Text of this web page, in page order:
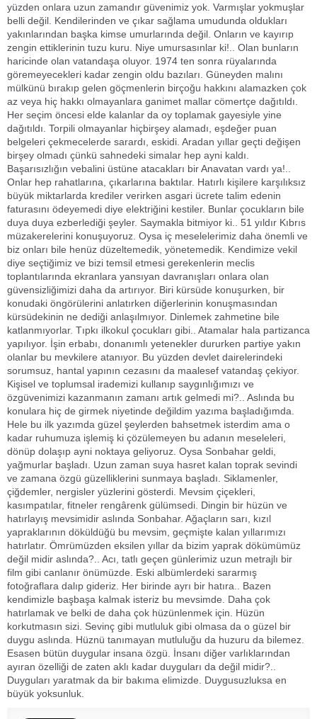
yüzden onlara uzun zamandır güvenimiz yok. Varmışlar yokmuşlar
belli değil. Kendilerinden ve çıkar sağlama umudunda oldukları
yakınlarından başka kimse umurlarında değil. Onların ve kayırıp
zengin ettiklerinin tuzu kuru. Niye umursasınlar ki!.. Olan bunların
haricinde olan vatandaşa oluyor. 1974 ten sonra rüyalarında
göremeyecekleri kadar zengin oldu bazıları. Güneyden malını
mülkünü bırakıp gelen göçmenlerin birçoğu hakkını alamazken çok
az veya hiç hakkı olmayanlara ganimet mallar cömertçe dağıtıldı.
Her seçim öncesi elde kalanlar da oy toplamak gayesiyle yine
dağıtıldı. Torpili olmayanlar hiçbirşey alamadı, eşdeğer puan
belgeleri çekmecelerde sarardı, eskidi. Aradan yıllar geçti değişen
birşey olmadı çünkü sahnedeki simalar hep ayni kaldı.
Başarısızlığın vebalini üstüne atacakları bir Anavatan vardı ya!..
Onlar hep rahatlarına, çıkarlarına baktılar. Hatırlı kişilere karşılıksız
büyük miktarlarda krediler verirken asgari ücrete talim edenin
faturasını ödeyemedi diye elektriğini kestiler. Bunlar çocukların bile
duya duya ezberlediği şeyler. Saymakla bitmiyor ki.. 51 yıldır Kıbrıs
müzakerelerini konuşuyoruz. Oysa iç meselelerimiz daha önemli ve
biz onları bile henüz düzeltemedik, yönetemedik. Kendimize vekil
diye seçtiğimiz ve bizi temsil etmesi gerekenlerin meclis
toplantılarında ekranlara yansıyan davranışları onlara olan
güvensizliğimizi daha da artırıyor. Biri kürsüde konuşurken, bir
konudaki öngörülerini anlatırken diğerlerinin konuşmasından
kürsüdekinin ne dediği anlaşılmıyor. Dinlemek zahmetine bile
katlanmıyorlar. Tıpkı ilkokul çocukları gibi.. Atamalar hala partizanca
yapılıyor. İşin erbabı, donanımlı yetenekler dururken partiye yakın
olanlar bu mevkilere atanıyor. Bu yüzden devlet dairelerindeki
sorumsuz, hantal yapının cezasını da maalesef vatandaş çekiyor.
Kişisel ve toplumsal irademizi kullanıp saygınlığımızı ve
özgüvenimizi kazanmanın zamanı artık gelmedi mi?.. Aslında bu
konulara hiç de girmek niyetinde değildim yazıma başladığımda.
Hele bu ilk yazımda güzel şeylerden bahsetmek isterdim ama o
kadar ruhumuza işlemiş ki çözülemeyen bu adanın meseleleri,
dönüp dolaşıp ayni noktaya geliyoruz. Oysa Sonbahar geldi,
yağmurlar başladı. Uzun zaman suya hasret kalan toprak sevindi
ve zamana özgü güzelliklerini sunmaya başladı. Siklamenler,
çiğdemler, nergisler yüzlerini gösterdi. Mevsim çiçekleri,
kasımpatılar, fitneler rengârenk gülümsedi. Dingin bir hüzün ve
hatırlayış mevsimidir aslında Sonbahar. Ağaçların sarı, kızıl
yapraklarının döküldüğü bu mevsim, geçmişte kalan yıllarımızı
hatırlatır. Ömrümüzden eksilen yıllar da bizim yaprak dökümümüz
değil midir aslında?.. Acı, tatlı geçen günlerimiz uzun metrajlı bir
film gibi canlanır önümüzde. Eski albümlerdeki sararmış
fotoğraflara dalıp gideriz. Her birinde ayrı bir hatıra.. Bazen
kendimizle başbaşa kalmak isteriz bu mevsimde. Daha çok
hatırlamak ve belki de daha çok hüzünlenmek için. Hüzün
korkutmasın sizi. Sevinç gibi mutluluk gibi olmasa da o güzel bir
duygu aslında. Hüznü tanımayan mutluluğu da huzuru da bilemez.
Esasen bütün duygular insana özgü. İnsanı diğer varlıklarından
ayıran özelliği de zaten aklı kadar duyguları da değil midir?..
Duyguları yaratmak da bir bakıma elimizde. Duygusuzluksa en
büyük yoksunluk.